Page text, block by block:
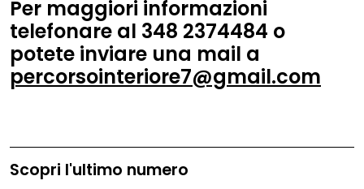
Per maggiori informazioni
telefonare al 348 2374484 o
potete inviare una mail a
percorsointeriore7@gmail.com
Scopri l'ultimo numero